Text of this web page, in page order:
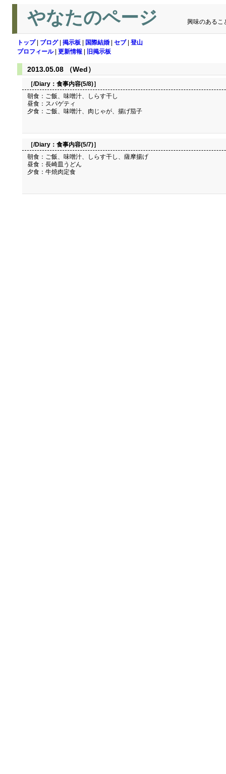
やなたのページ 興味のあるこ
トップ| ブログ| 掲示板 国際結婚 セブ| 登山
プロフィール| 更新情報 旧掲示板
2013.05.08 （Wed）
［/Diary： 食事内容(5/8)］
朝食：ご飯、味噌汁、しらす干し
昼食：スパゲティ
夕食：ご飯、味噌汁、肉じゃが、揚げ茄子
［/Diary： 食事内容(5/7)］
朝食：ご飯、味噌汁、しらす干し、薩摩揚げ
昼食：長崎皿うどん
夕食：牛焼肉定食